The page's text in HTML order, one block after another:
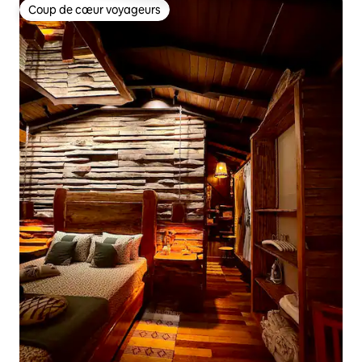
Coup de cœur voyageurs
Coup de cœur voyageurs